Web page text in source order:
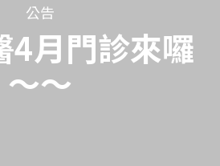
公告
4月門診來囉
～～